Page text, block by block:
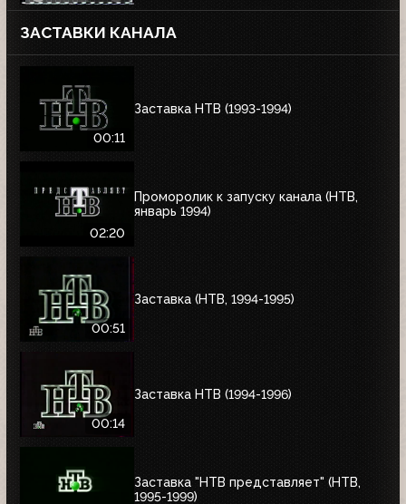
ЗАСТАВКИ КАНАЛА
00:11
Заставка НТВ (1993-1994)
02:20
Проморолик к запуску канала (НТВ,
январь 1994)
00:51
Заставка (НТВ, 1994-1995)
00:14
Заставка НТВ (1994-1996)
Заставка "НТВ представляет" (НТВ,
1995-1999)